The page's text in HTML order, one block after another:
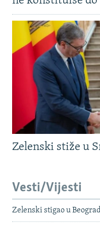
Zelenski stiže u
Vesti/Vijesti
Zelenski stigao u